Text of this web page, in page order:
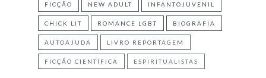
FICÇÃO NEW ADULT INFANTOJUVENIL
CHICK LIT ROMANCE LGBT BIOGRAFIA
AUTOAJUDA LIVRO REPORTAGEM
FICÇÃO CIENTÍFICA ESPIRITUALISTAS